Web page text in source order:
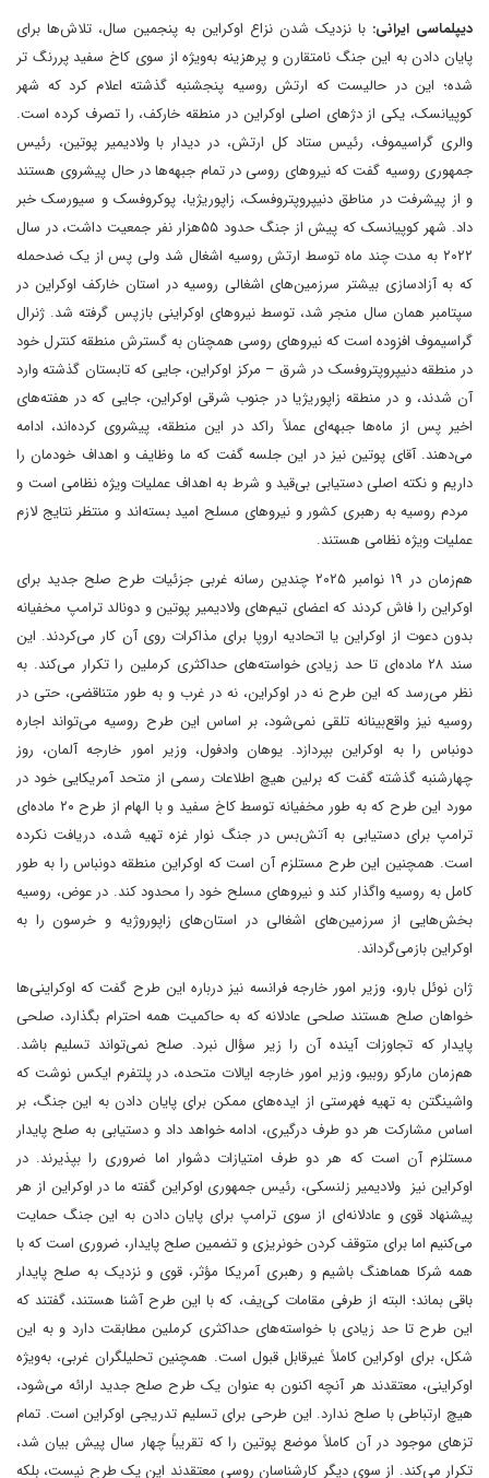
دیپلماسی ایرانی: با نزدیک شدن نزاع اوکراین به پنجمین سال، تلاش‌ها برای
پایان دادن به این جنگ نامتقارن و پرهزینه به‌ویژه از سوی کاخ سفید پررنگ تر
شده؛ این در حالیست که ارتش روسیه پنجشنبه گذشته اعلام کرد که شهر
کوپیانسک، یکی از دژهای اصلی اوکراین در منطقه خارکف، را تصرف کرده است.
والری گراسیموف، رئیس ستاد کل ارتش، در دیدار با ولادیمیر پوتین، رئیس
جمهوری روسیه گفت که نیروهای روسی در تمام جبهه‌ها در حال پیشروی هستند
و از پیشرفت در مناطق دنیپروپتروفسک، زاپوریژیا، پوکروفسک و سیورسک خبر
داد. شهر کوپیانسک که پیش از جنگ حدود ۵۵هزار نفر جمعیت داشت، در سال
۲۰۲۲ به مدت چند ماه توسط ارتش روسیه اشغال شد ولی پس از یک ضدحمله
که به آزادسازی بیشتر سرزمین‌های اشغالی روسیه در استان خارکف اوکراین در
سپتامبر همان سال منجر شد، توسط نیروهای اوکراینی بازپس گرفته شد. ژنرال
گراسیموف افزوده است که نیروهای روسی همچنان به گسترش منطقه کنترل خود
در منطقه دنیپروپتروفسک در شرق – مرکز اوکراین، جایی که تابستان گذشته وارد
آن شدند، و در منطقه زاپوریژیا در جنوب شرقی اوکراین، جایی که در هفته‌های
اخیر پس از ماه‌ها جبهه‌ای عملاً راکد در این منطقه، پیشروی کرده‌اند، ادامه
می‌دهند. آقای پوتین نیز در این جلسه گفت که ما وظایف و اهداف خودمان را
داریم و نکته اصلی دستیابی بی‌قید و شرط به اهداف عملیات ویژه نظامی است و
مردم روسیه به رهبری کشور و نیروهای مسلح امید بسته‌اند و منتظر نتایج لازم
عملیات ویژه نظامی هستند.
هم‌زمان در ۱۹ نوامبر ۲۰۲۵ چندین رسانه غربی جزئیات طرح صلح جدید برای
اوکراین را فاش کردند که اعضای تیم‌های ولادیمیر پوتین و دونالد ترامپ مخفیانه
بدون دعوت از اوکراین یا اتحادیه اروپا برای مذاکرات روی آن کار می‌کردند. این
سند ۲۸ ماده‌ای تا حد زیادی خواسته‌های حداکثری کرملین را تکرار می‌کند. به
نظر می‌رسد که این طرح نه در اوکراین، نه در غرب و به طور متناقضی، حتی در
روسیه نیز واقع‌بینانه تلقی نمی‌شود، بر اساس این طرح روسیه می‌تواند اجاره
دونباس را به اوکراین بپردازد. یوهان وادفول، وزیر امور خارجه آلمان، روز
چهارشنبه گذشته گفت که برلین هیچ اطلاعات رسمی از متحد آمریکایی خود در
مورد این طرح که به طور مخفیانه توسط کاخ سفید و با الهام از طرح ۲۰ ماده‌ای
ترامپ برای دستیابی به آتش‌بس در جنگ نوار غزه تهیه شده، دریافت نکرده
است. همچنین این طرح مستلزم آن است که اوکراین منطقه دونباس را به طور
کامل به روسیه واگذار کند و نیروهای مسلح خود را محدود کند. در عوض، روسیه
بخش‌هایی از سرزمین‌های اشغالی در استان‌های زاپوروژیه و خرسون را به
اوکراین بازمی‌گرداند.
ژان نوئل بارو، وزیر امور خارجه فرانسه نیز درباره این طرح گفت که اوکراینی‌ها
خواهان صلح هستند صلحی عادلانه که به حاکمیت همه احترام بگذارد، صلحی
پایدار که تجاوزات آینده آن را زیر سؤال نبرد. صلح نمی‌تواند تسلیم باشد.
هم‌زمان مارکو روبیو، وزیر امور خارجه ایالات متحده، در پلتفرم ایکس نوشت که
واشینگتن به تهیه فهرستی از ایده‌های ممکن برای پایان دادن به این جنگ، بر
اساس مشارکت هر دو طرف درگیری، ادامه خواهد داد و دستیابی به صلح پایدار
مستلزم آن است که هر دو طرف امتیازات دشوار اما ضروری را بپذیرند. در
اوکراین نیز ولادیمیر زلنسکی، رئیس جمهوری اوکراین گفته ما در اوکراین از هر
پیشنهاد قوی و عادلانه‌ای از سوی ترامپ برای پایان دادن به این جنگ حمایت
می‌کنیم اما برای متوقف کردن خونریزی و تضمین صلح پایدار، ضروری است که با
همه شرکا هماهنگ باشیم و رهبری آمریکا مؤثر، قوی و نزدیک به صلح پایدار
باقی بماند؛ البته از طرفی مقامات کی‌یف، که با این طرح آشنا هستند، گفتند که
این طرح تا حد زیادی با خواسته‌های حداکثری کرملین مطابقت دارد و به این
شکل، برای اوکراین کاملاً غیرقابل قبول است. همچنین تحلیلگران غربی، به‌ویژه
اوکراینی، معتقدند هر آنچه اکنون به عنوان یک طرح صلح جدید ارائه می‌شود،
هیچ ارتباطی با صلح ندارد. این طرحی برای تسلیم تدریجی اوکراین است. تمام
تزهای موجود در آن کاملاً موضع پوتین را که تقریباً چهار سال پیش بیان شد،
تکرار می‌کند. از سوی دیگر کارشناسان روسی معتقدند این یک طرح نیست، بلکه